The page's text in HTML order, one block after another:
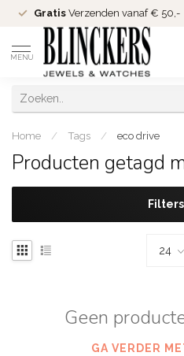
Gratis Verzenden vanaf € 50,-
MENU
Home / Tags / eco drive
Producten getagd
Filters
Geen
GA VERDER